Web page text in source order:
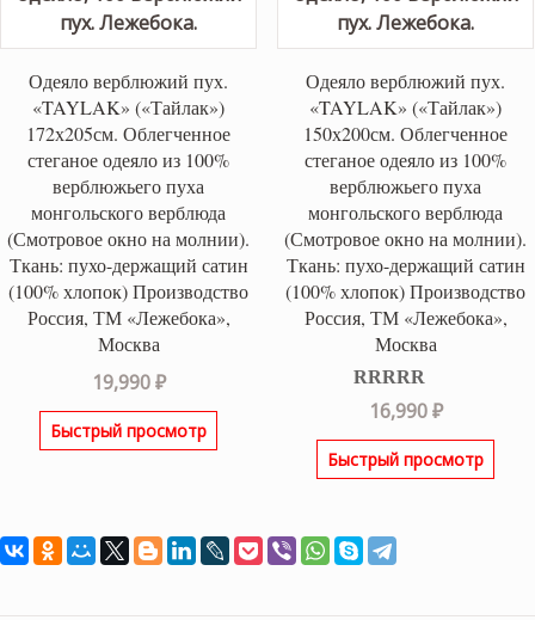
Одеяло верблюжий пух.
«TAYLAK» («Тайлак»)
172х205см. Облегченное
стеганое одеяло из 100%
верблюжьего пуха
монгольского верблюда
(Смотровое окно на молнии).
Ткань: пухо-держащий сатин
(100% хлопок) Производство
Россия, ТМ «Лежебока»,
Москва
19,990₽
Быстрый просмотр
Одеяло верблюжий пух.
«TAYLAK» («Тайлак»)
150х200см. Облегченное
стеганое одеяло из 100%
верблюжьего пуха
монгольского верблюда
(Смотровое окно на молнии).
Ткань: пухо-держащий сатин
(100% хлопок) Производство
Россия, ТМ «Лежебока»,
Москва
Оценка5.00
из 5
16,990₽
Быстрый просмотр